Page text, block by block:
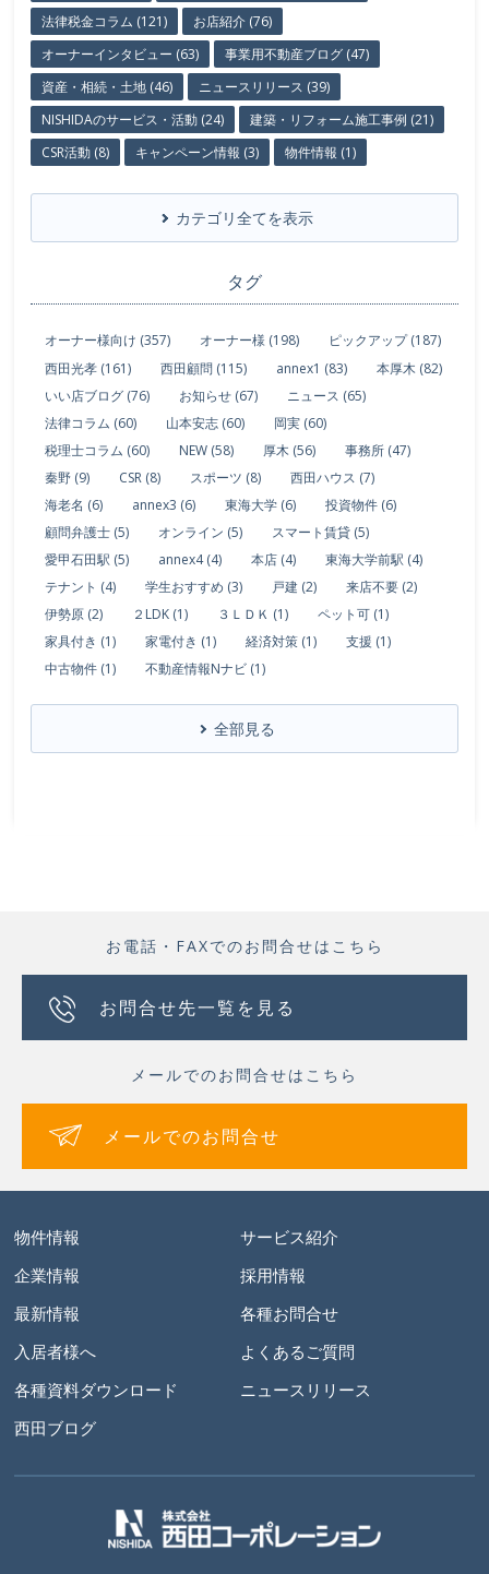
法律税金コラム (121)
お店紹介 (76)
オーナーインタビュー (63)
事業用不動産ブログ (47)
資産・相続・土地 (46)
ニュースリリース (39)
NISHIDAのサービス・活動 (24)
建築・リフォーム施工事例 (21)
CSR活動 (8)
キャンペーン情報 (3) 物件情報 (1)
カテゴリ全てを表示
タグ
オーナー様向け (357) オーナー様 (198)
ピックアップ (187)
西田光孝 (161)
西田顧問 (115) annex1 (83)
本厚木 (82)
いい店ブログ (76)
お知らせ (67)
ニュース (65)
法律コラム (60)
山本安志 (60)
岡実 (60)
税理士コラム (60)
NEW (58) 厚木 (56)
事務所 (47)
秦野 (9)
CSR (8) スポーツ (8)
西田ハウス (7)
海老名 (6)
annex3 (6) 東海大学 (6)
投資物件 (6)
顧問弁護士 (5)
オンライン (5)
スマート賃貸 (5)
愛甲石田駅 (5)
annex4 (4) 本店 (4)
東海大学前駅 (4)
テナント (4)
学生おすすめ (3) 戸建 (2)
来店不要 (2)
伊勢原 (2)
２LDK (1) ３ＬＤＫ (1)
ペット可 (1)
家具付き (1)
家電付き (1) 経済対策 (1)
支援 (1)
中古物件 (1)
不動産情報Nナビ (1)
全部見る
お電話・FAXでのお問合せはこちら
お問合せ先一覧を見る
メールでのお問合せはこちら
メールでのお問合せ
物件情報
サービス紹介
企業情報
採用情報
最新情報
各種お問合せ
入居者様へ
よくあるご質問
各種資料ダウンロード
ニュースリリース
西田ブログ